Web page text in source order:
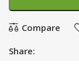
Compare
Share: